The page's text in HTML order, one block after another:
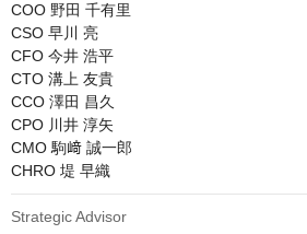
COO 野田 千有里
CSO 早川 亮
CFO 今井 浩平
CTO 溝上 友貴
CCO 澤田 昌久
CPO 川井 淳矢
CMO 駒﨑 誠一郎
CHRO 堤 早織
Strategic Advisor